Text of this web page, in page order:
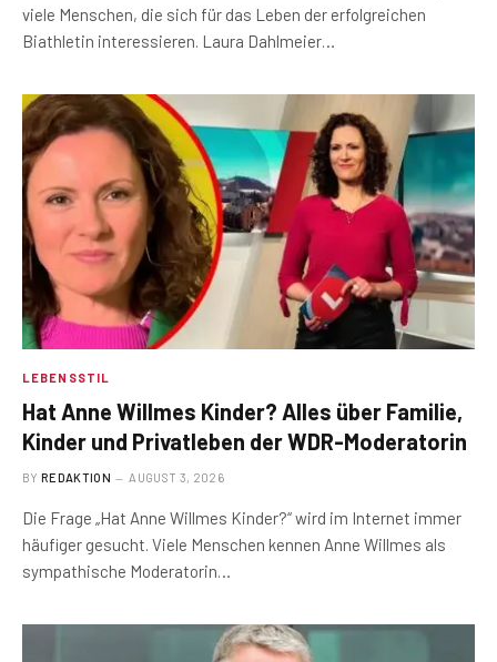
viele Menschen, die sich für das Leben der erfolgreichen
Biathletin interessieren. Laura Dahlmeier…
LEBENSSTIL
Hat Anne Willmes Kinder? Alles über Familie,
Kinder und Privatleben der WDR-Moderatorin
BY REDAKTION AUGUST 3, 2026
Die Frage „Hat Anne Willmes Kinder?“ wird im Internet immer
häufiger gesucht. Viele Menschen kennen Anne Willmes als
sympathische Moderatorin…